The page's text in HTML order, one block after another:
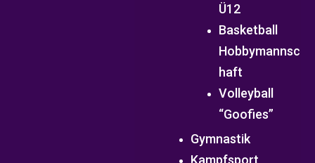
Ü12
Basketball
Hobbymannsc
haft
Volleyball
“Goofies”
Gymnastik
Kampfsport